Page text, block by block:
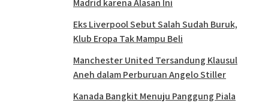
Madrid karena Alasan Ini
Eks Liverpool Sebut Salah Sudah Buruk,
Klub Eropa Tak Mampu Beli
Manchester United Tersandung Klausul
Aneh dalam Perburuan Angelo Stiller
Kanada Bangkit Menuju Panggung Piala